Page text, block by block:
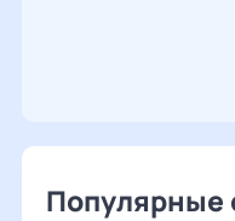
Популярные